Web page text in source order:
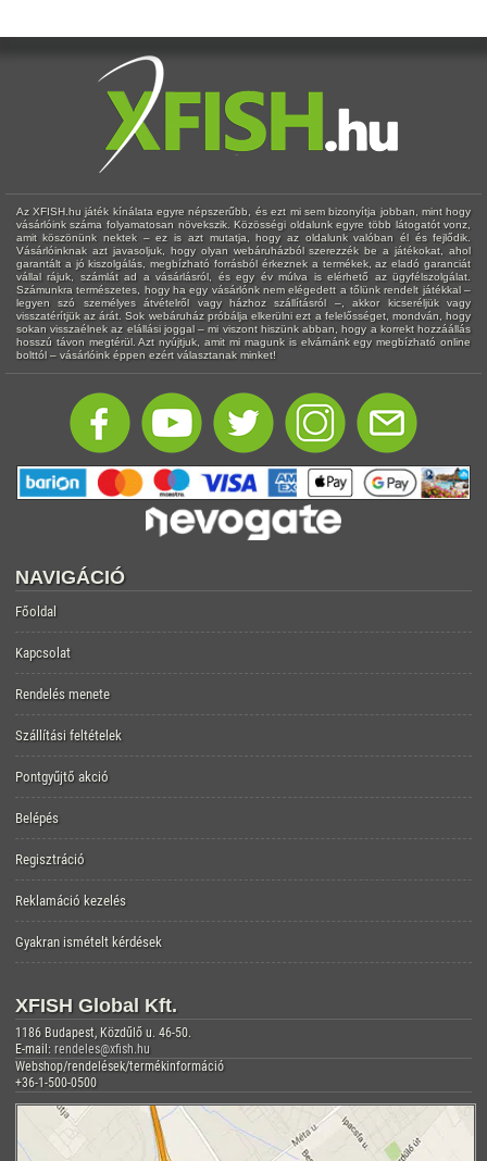
Az XFISH.hu játék kínálata egyre népszerűbb, és ezt mi sem bizonyítja jobban, mint hogy
vásárlóink száma folyamatosan növekszik. Közösségi oldalunk egyre több látogatót vonz,
amit köszönünk nektek – ez is azt mutatja, hogy az oldalunk valóban él és fejlődik.
Vásárlóinknak azt javasoljuk, hogy olyan webáruházból szerezzék be a játékokat, ahol
garantált a jó kiszolgálás, megbízható forrásból érkeznek a termékek, az eladó garanciát
vállal rájuk, számlát ad a vásárlásról, és egy év múlva is elérhető az ügyfélszolgálat.
Számunkra természetes, hogy ha egy vásárlónk nem elégedett a tőlünk rendelt játékkal –
legyen szó személyes átvételről vagy házhoz szállításról –, akkor kicseréljük vagy
visszatérítjük az árát. Sok webáruház próbálja elkerülni ezt a felelősséget, mondván, hogy
sokan visszaélnek az elállási joggal – mi viszont hiszünk abban, hogy a korrekt hozzáállás
hosszú távon megtérül. Azt nyújtjuk, amit mi magunk is elvárnánk egy megbízható online
bolttól – vásárlóink éppen ezért választanak minket!
NAVIGÁCIÓ
Főoldal
Kapcsolat
Rendelés menete
Szállítási feltételek
Pontgyűjtő akció
Belépés
Regisztráció
Reklamáció kezelés
Gyakran ismételt kérdések
XFISH Global Kft.
1186 Budapest, Közdűlő u. 46-50.
E-mail: rendeles@xfish.hu
Webshop/rendelések/termékinformáció
+36-1-500-0500